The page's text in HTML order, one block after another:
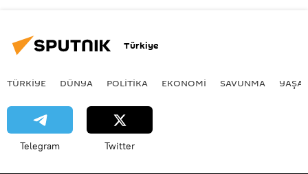
Türkiye
TÜRKIYE DÜNYA POLİTİKA EKONOMİ SAVUNMA
Telegram Twitter